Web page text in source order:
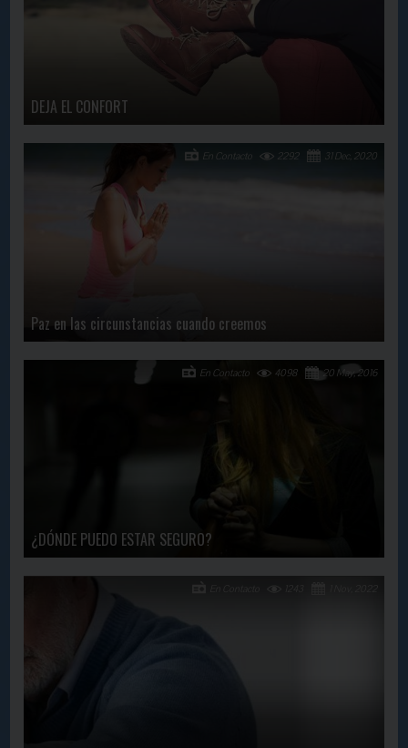
DEJA EL CONFORT
Paz en las circunstancias cuando creemos
31 Dec, 2020
2292
En Contacto
¿DÓNDE PUEDO ESTAR SEGURO?
20 May, 2016
4098
En Contacto